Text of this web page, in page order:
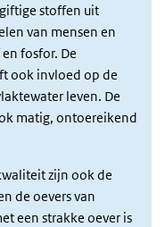
stoffen uit
van mensen en
fosfor. De
ook invloed op de
leven. De
matig, ontoereikend
zijn ook de
de oevers van
een strakke oever is